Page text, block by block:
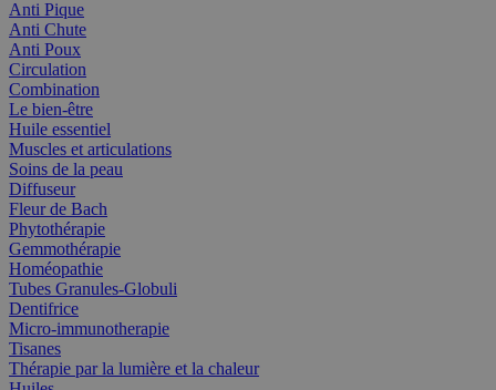
Anti Pique
Anti Chute
Anti Poux
Circulation
Combination
Le bien-être
Huile essentiel
Muscles et articulations
Soins de la peau
Diffuseur
Fleur de Bach
Phytothérapie
Gemmothérapie
Homéopathie
Tubes Granules-Globuli
Dentifrice
Micro-immunotherapie
Tisanes
Thérapie par la lumière et la chaleur